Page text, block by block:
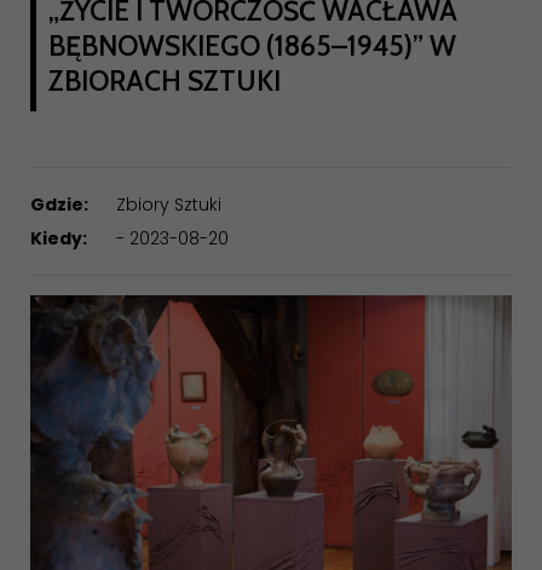
„ŻYCIE I TWÓRCZOŚĆ WACŁAWA
BĘBNOWSKIEGO (1865–1945)” W
ZBIORACH SZTUKI
Gdzie:
Zbiory Sztuki
Kiedy:
- 2023-08-20